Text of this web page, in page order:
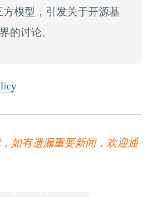
模型，引发关于开源基
的讨论。
如有遗漏重要新闻，欢迎通